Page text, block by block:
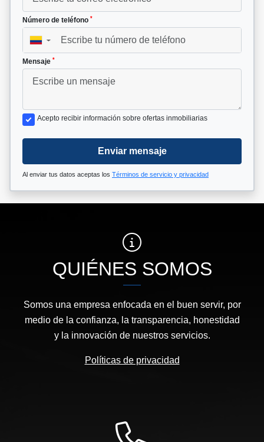
Número de teléfono *
▼
Mensaje *
Acepto recibir información sobre ofertas inmobiliarias
Enviar mensaje
Al enviar tus datos aceptas los Términos de servicio y privacidad
QUIÉNES SOMOS
Somos una empresa enfocada en el buen servir, por
medio de la confianza, la transparencia, honestidad
y la innovación de nuestros servicios.
Políticas de privacidad